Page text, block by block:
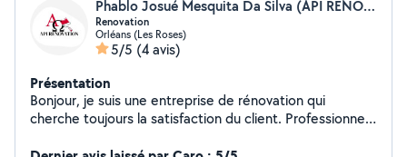
Phablo Josué Mesquita Da Silva (API RENOVATION)
Renovation
Orléans (Les Roses)
5/5 (4 avis)
Présentation
Bonjour, je suis une entreprise de rénovation qui
cherche toujours la satisfaction du client. Professionnel